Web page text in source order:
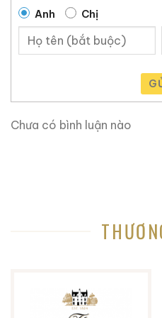
hộp của phiên bản Cáp
màu xanh lục bảo (tông
xanh này không chỉ
mà chim bồ câu
sống, thiên nhiên và
đầm tay và lạnh mát
chói lọi, tạo nên sự
tác từ chất liệu giấy
Anh Chị
Chưa có bình luận nào